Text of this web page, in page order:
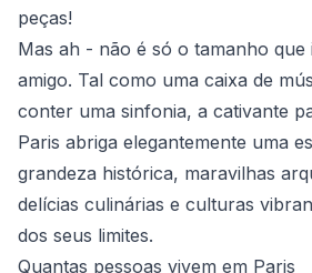
peças!
Mas ah - não é só o tamanho que
amigo. Tal como uma caixa de
conter uma sinfonia, a cativante
Paris abriga elegantemente uma
grandeza histórica, maravilhas
delícias culinárias e culturas
dos seus limites.
Quantas pessoas vivem em Paris